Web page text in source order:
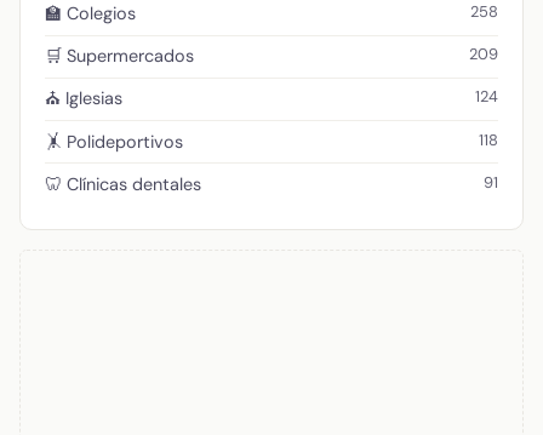
🏫 Colegios 258
🛒 Supermercados 209
⛪ Iglesias 124
🤸 Polideportivos 118
🦷 Clínicas dentales 91